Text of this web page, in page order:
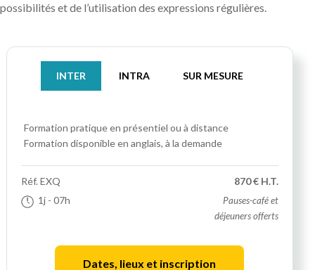
possibilités et de l’utilisation des expressions régulières.
INTER INTRA SUR MESURE
Formation pratique en présentiel ou à distance
Formation disponible en anglais, à la demande
Réf.EXQ
1j - 07h
870 € H.T.
Pauses-café et
déjeuners offerts
Dates, lieux et inscription